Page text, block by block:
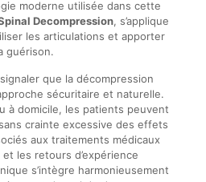
moderne utilisée dans cette
Decompression, s’applique
les articulations et apporter
guérison.
que la décompression
sécuritaire et naturelle.
à domicile, les patients peuvent
crainte excessive des effets
aux traitements médicaux
les retours d’expérience
s’intègre harmonieusement